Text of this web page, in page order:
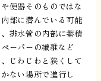
便器そのものではな
部に潜んでいる可能
排水管の内部に蓄積
ーパーの繊維など
じわじわと狭くして
ない場所で進行し